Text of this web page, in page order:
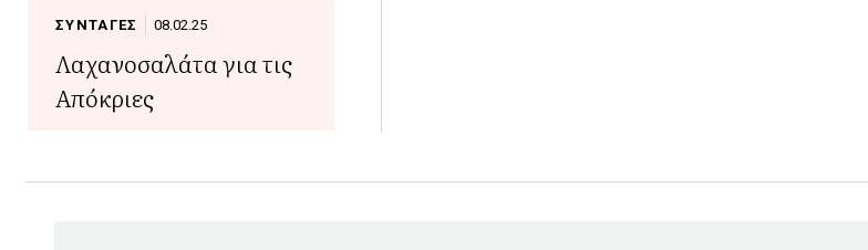
ΣΥΝΤΑΓΕΣ 08.02.25
Λαχανοσαλάτα για τις
Απόκριες